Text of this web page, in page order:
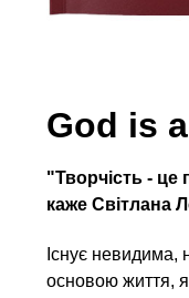
God is
"Творчість -
каже Світлана
Існує невидима,
основою життя,